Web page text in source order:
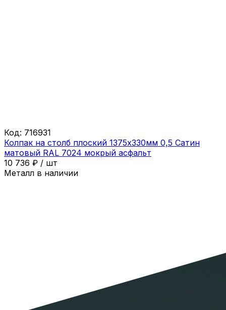
Код: 716931
Колпак на столб плоский 1375х330мм 0,5 Сатин
матовый RAL 7024 мокрый асфальт
10 736 ₽ / шт
Металл в наличии